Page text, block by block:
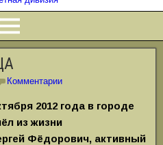
Комментарии
2012 года в городе
из жизни
Фёдорович, активный